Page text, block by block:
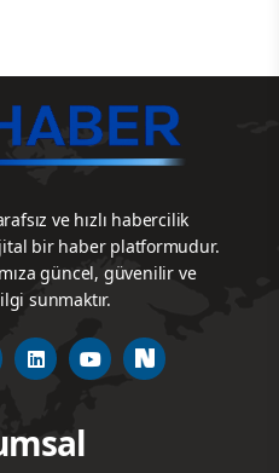
ve hızlı habercilik
bir haber platformudur.
güncel, güvenilir ve
sunmaktır.